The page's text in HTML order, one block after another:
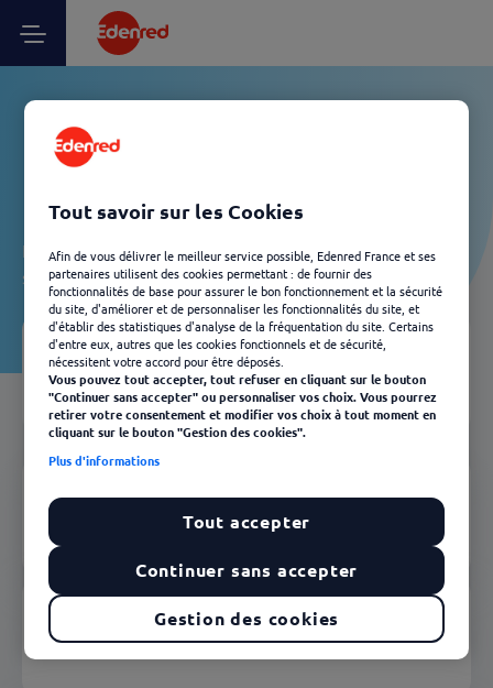
Centre d’aide Edenred
France
Laissez-vous guider et découvrez, en quelques clics, les
solutions Edenred les plus adaptées à votre besoin.
01 Vous êtes
Client
Entreprise, CSE, collectivité...
Utilisateur
Tout savoir sur les Cookies
Afin de vous délivrer le meilleur service possible, Edenred France et ses
partenaires utilisent des cookies permettant : de fournir des
fonctionnalités de base pour assurer le bon fonctionnement et la sécurité
du site, d'améliorer et de personnaliser les fonctionnalités du site, et
d'établir des statistiques d'analyse de la fréquentation du site. Certains
d'entre eux, autres que les cookies fonctionnels et de sécurité,
nécessitent votre accord pour être déposés.
Vous pouvez tout accepter, tout refuser en cliquant sur le bouton
"Continuer sans accepter" ou personnaliser vos choix. Vous pourrez
retirer votre consentement et modifier vos choix à tout moment en
cliquant sur le bouton "Gestion des cookies".
Plus d'informations
Gestion des cookies
Continuer sans accepter
Tout accepter